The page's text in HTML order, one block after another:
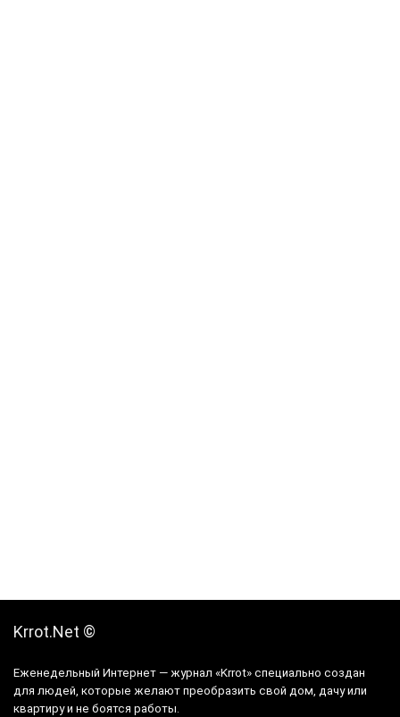
Krrot.Net ©
Еженедельный Интернет — журнал «Krrot» специально создан
для людей, которые желают преобразить свой дом, дачу или
квартиру и не боятся работы.